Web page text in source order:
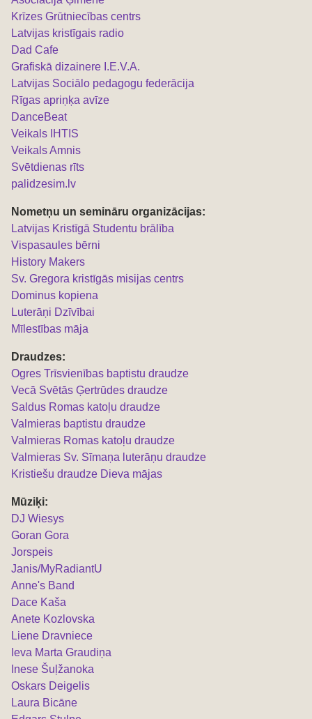
Krīzes Grūtniecības centrs
Latvijas kristīgais radio
Dad Cafe
Grafiskā dizainere I.E.V.A.
Latvijas Sociālo pedagogu federācija
Rīgas apriņķa avīze
DanceBeat
Veikals IHTIS
Veikals Amnis
Svētdienas rīts
palidzesim.lv
Nometņu un semināru organizācijas:
Latvijas Kristīgā Studentu brālība
Vispasaules bērni
History Makers
Sv. Gregora kristīgās misijas centrs
Dominus kopiena
Luterāņi Dzīvībai
Mīlestības māja
Draudzes:
Ogres Trīsvienības baptistu draudze
Vecā Svētās Ģertrūdes draudze
Saldus Romas katoļu draudze
Valmieras baptistu draudze
Valmieras Romas katoļu draudze
Valmieras Sv. Sīmaņa luterāņu draudze
Kristiešu draudze Dieva mājas
Mūziķi:
DJ Wiesys
Goran Gora
Jorspeis
Janis/MyRadiantU
Anne's Band
Dace Kaša
Anete Kozlovska
Liene Dravniece
Ieva Marta Graudiņa
Inese Šuļžanoka
Oskars Deigelis
Laura Bicāne